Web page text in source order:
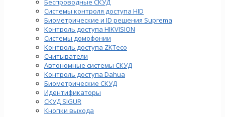
Системы контроля доступа HID
Биометрические и ID решения Suprema
Контроль доступа HIKVISION
Системы домофонии
Контроль доступа ZKTeco
Считыватели
Автономные системы СКУД
Контроль доступа Dahua
Биометрические СКУД
Идентификаторы
СКУД SIGUR
Кнопки выхода